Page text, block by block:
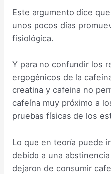
Este argumento dice
unos pocos días
fisiológica.
Y para no confundir los
ergogénicos de la
creatina y cafeína no
cafeína muy próximo a
pruebas físicas de los
Lo que en teoría puede
debido a una
dejaron de consumir